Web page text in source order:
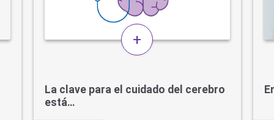
+
La clave para el cuidado del cerebro
está…